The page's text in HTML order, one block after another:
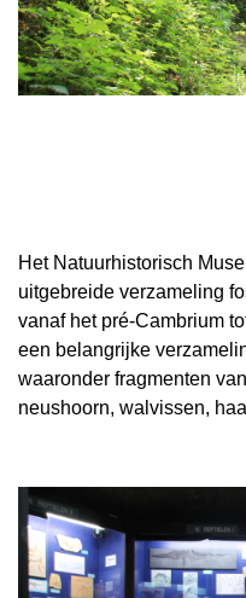
Het Natuurhistorisch
uitgebreide verzameling
vanaf het pré-Cambrium
een belangrijke
waaronder fragmenten
neushoorn, walvissen,